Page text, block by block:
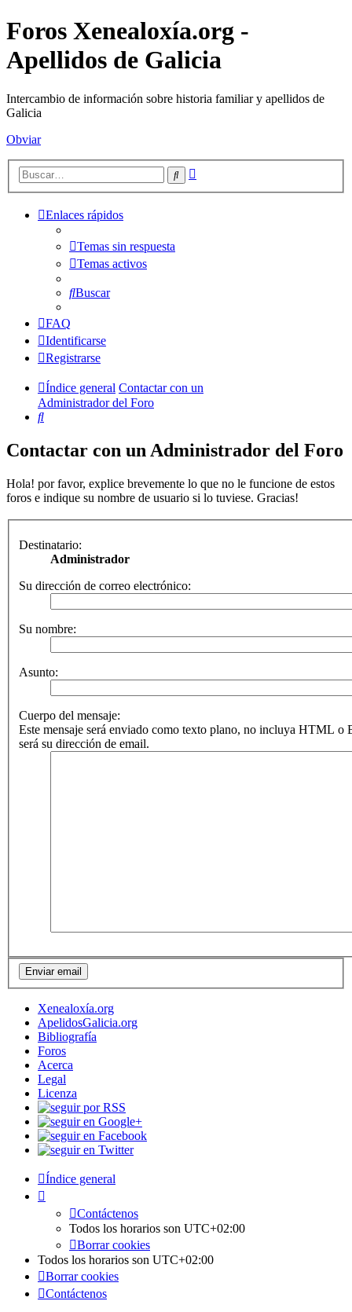
Foros Xenealoxía.org -
Apellidos de Galicia
Intercambio de información sobre historia familiar y apellidos de
Galicia
Obviar
Buscar
Enlaces rápidos
Temas sin respuesta
Temas activos
Buscar
FAQ
Identificarse
Registrarse
Índice general Contactar con un
Administrador del Foro
Buscar
Contactar con un Administrador del Foro
Hola! por favor, explice brevemente lo que no le funcione de estos
foros e indique su nombre de usuario si lo tuviese. Gracias!
Destinatario:
Administrador
Su dirección de correo electrónico:
Su nombre:
Asunto:
Cuerpo del mensaje:
Este mensaje será enviado como texto plano, no incluya HTML o
será su dirección de email.
Xenealoxía.org
ApelidosGalicia.org
Bibliografía
Foros
Acerca
Legal
Licenza
Índice general
Contáctenos
Todos los horarios son UTC+02:00
Borrar cookies
Todos los horarios son UTC+02:00
Borrar cookies
Contáctenos